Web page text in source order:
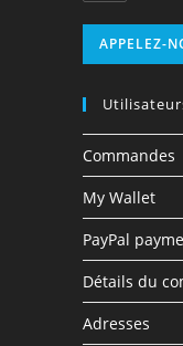
APPELEZ-
Commandes
My Wallet
PayPal
Détails du
Adresses